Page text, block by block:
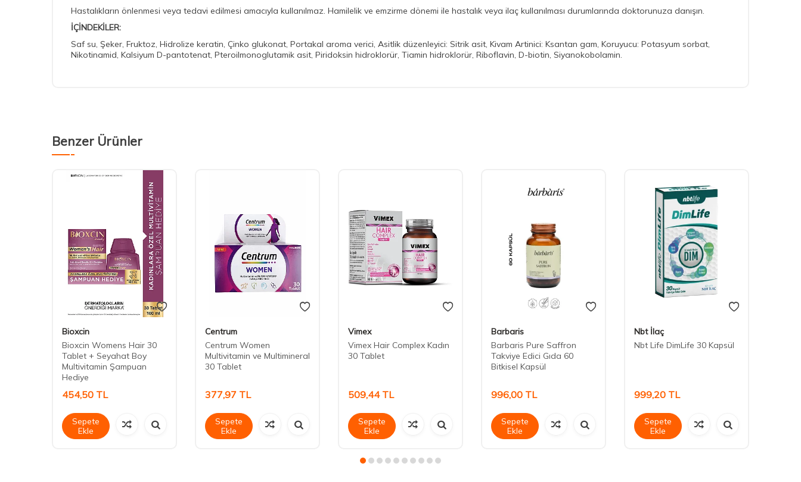
Hastalıkların önlenmesi veya tedavi edilmesi amacıyla kullanılmaz. Hamilelik ve emzirme dönemi ile hastalık veya ilaç kullanılması durumlarında doktorunuza danışın.
İÇİNDEKİLER:
Saf su, Şeker, Fruktoz, Hidrolize keratin, Çinko glukonat, Portakal aroma verici, Asitlik düzenleyici: Sitrik asit, Kivam Artinici: Ksantan gam, Koruyucu: Potasyum sorbat,
Nikotinamid, Kalsiyum D-pantotenat, Pteroilmonoglutamik asit, Piridoksin hidroklorür, Tiamin hidroklorür, Riboflavin, D-biotin, Siyanokobolamin.
Benzer Ürünler
Bioxcin
Bioxcin Womens Hair 30
Tablet + Seyahat Boy
Multivitamin Şampuan
Hediye
454,50 TL
Sepete
Ekle
Centrum
Centrum Women
Multivitamin ve Multimineral
30 Tablet
377,97 TL
Sepete
Ekle
Vimex
Vimex Hair Complex Kadın
30 Tablet
509,44TL
Sepete
Ekle
Barbaris
Barbaris Pure Saffron
Takviye Edici Gıda 60
Bitkisel Kapsül
996,00 TL
Sepete
Ekle
Nbt İlaç
Nbt Life DimLife 30 Kapsül
999,20 TL
Sepete
Ekle